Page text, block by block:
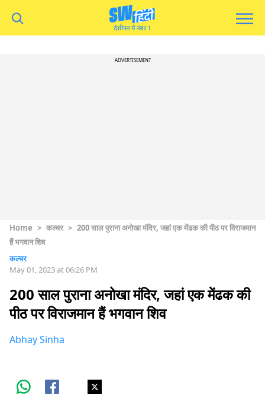
ADVERTISEMENT
Home > कल्चर > 200 साल पुराना अनोखा मंदिर, जहां एक मेंढक की पीठ पर विराजमान
हैं भगवान शिव
कल्चर
May 01, 2023 at 06:26 PM
200 साल पुराना अनोखा मंदिर, जहां एक मेंढक की
पीठ पर विराजमान हैं भगवान शिव
Abhay Sinha